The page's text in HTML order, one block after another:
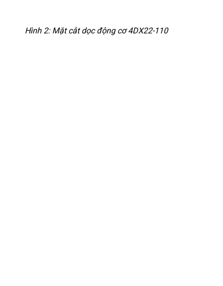
Hình 2: Mặt cắt dọc động cơ 4DX22-110